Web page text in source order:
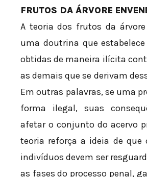
FRUTOS DA ÁRVORE
A teoria dos frutos da árvore
uma doutrina que
obtidas de maneira ilícita
as demais que se derivam
Em outras palavras, se uma
forma ilegal, suas
afetar o conjunto do acervo
teoria reforça a ideia de que
indivíduos devem ser
as fases do processo penal,